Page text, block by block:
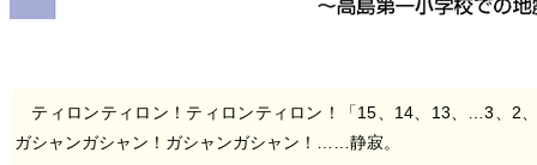
ティロンティロン！ティロンティロン！「15、14、13、…3、2
ガシャンガシャン！ガシャンガシャン！……静寂。